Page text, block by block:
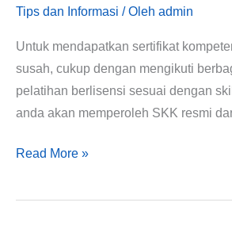
Tips dan Informasi / Oleh admin
Untuk mendapatkan sertifikat
susah, cukup dengan mengikuti
pelatihan berlisensi sesuai dengan
anda akan memperoleh SKK resmi
Read More »